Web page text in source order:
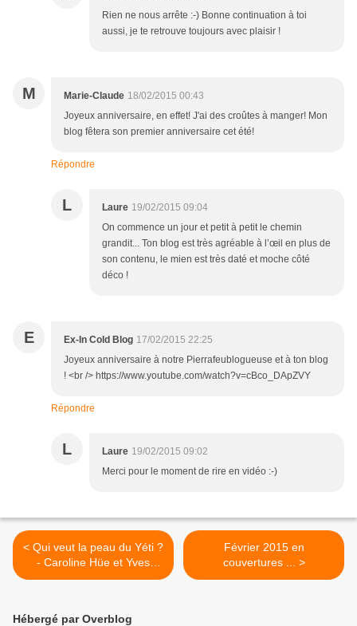
Rien ne nous arrête :-) Bonne continuation à toi
aussi, je te retrouve toujours avec plaisir !
M Marie-Claude 18/02/2015 00:43
Joyeux anniversaire, en effet! J'ai des croûtes à manger! Mon
blog fêtera son premier anniversaire cet été!
Répondre
L Laure 19/02/2015 09:04
On commence un jour et petit à petit le chemin
grandit... Ton blog est très agréable à l’œil en plus de
son contenu, le mien est très daté et moche côté
déco !
E Ex-In Cold Blog 17/02/2015 22:25
Joyeux anniversaire à notre Pierrafeublogueuse et à ton blog
! <br /> https://www.youtube.com/watch?v=cBco_DApZVY
Répondre
L Laure 19/02/2015 09:02
Merci pour le moment de rire en vidéo :-)
< Qui veut la peau du Yéti ?
- Caroline Hüe et Yves
Villette
Février 2015 en
couvertures ... >
Hébergé par Overblog